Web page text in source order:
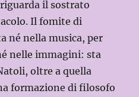
il sostrato
Il fomite di
né nella musica, per
nelle immagini: sta
oltre a quella
formazione di filosofo